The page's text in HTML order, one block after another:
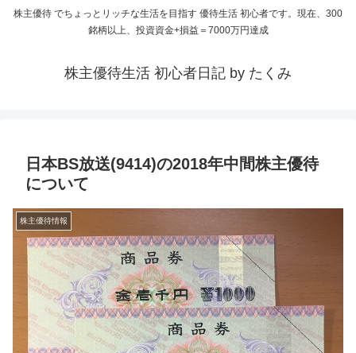
株主優待 でちょっとリッチな生活を目指す 優待生活 初心者です。現在、300
銘柄以上、投資資金+損益＝7000万円達成
株主優待生活 初心者日記 by たくみ
日本BS放送(9414)の2018年中間株主優待
について
株主優待情報